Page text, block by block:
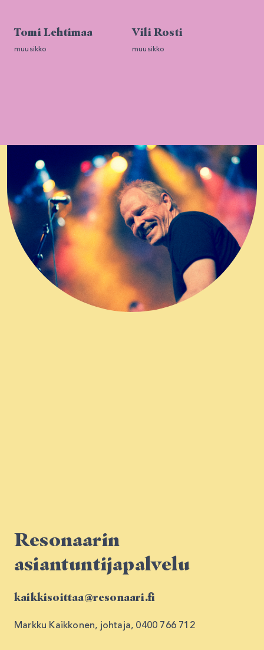
Tomi Lehtimaa
muusikko
Vili Rosti
muusikko
Resonaarin
asiantuntijapalvelu
kaikkisoittaa@resonaari.fi
Markku Kaikkonen, johtaja, 0400 766 712